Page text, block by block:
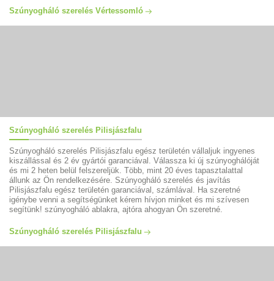
Szúnyogháló szerelés Vértessomló
Szúnyogháló szerelés Pilisjászfalu
Szúnyogháló szerelés Pilisjászfalu egész területén vállaljuk ingyenes
kiszállással és 2 év gyártói garanciával. Válassza ki új szúnyoghálóját
és mi 2 heten belül felszereljük. Több, mint 20 éves tapasztalattal
állunk az Ön rendelkezésére. Szúnyogháló szerelés és javítás
Pilisjászfalu egész területén garanciával, számlával. Ha szeretné
igénybe venni a segítségünket kérem hívjon minket és mi szívesen
segítünk! szúnyogháló ablakra, ajtóra ahogyan Ön szeretné.
Szúnyogháló szerelés Pilisjászfalu